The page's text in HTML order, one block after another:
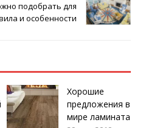
подобрать для
и особенности
Хорошие
предложения в
мире ламината